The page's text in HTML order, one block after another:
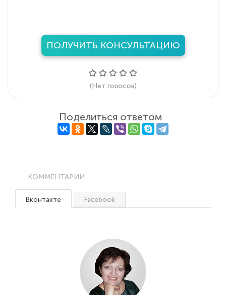
ПОЛУЧИТЬ КОНСУЛЬТАЦИЮ
(Нет голосов)
Поделиться ответом
КОММЕНТАРИИ
Вконтакте Facebook